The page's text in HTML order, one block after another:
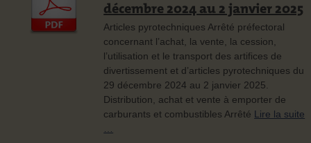
décembre 2024 au 2 janvier 2025
Articles pyrotechniques Arrêté préfectoral
concernant l’achat, la vente, la cession,
l’utilisation et le transport des artifices de
divertissement et d’articles pyrotechniques du
29 décembre 2024 au 2 janvier 2025.
Distribution, achat et vente à emporter de
carburants et combustibles Arrêté Lire la suite
…